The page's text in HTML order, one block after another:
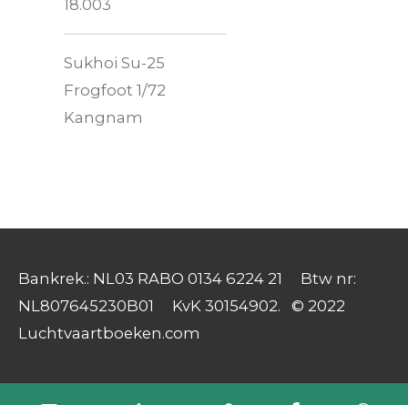
18.003
Sukhoi Su-25
Frogfoot 1/72
Kangnam
Bankrek.: NL03 RABO 0134 6224 21 Btw nr:
NL807645230B01 KvK 30154902. © 2022
Luchtvaartboeken.com